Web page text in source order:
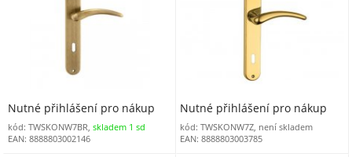
Nutné přihlášení pro nákup
kód: TWSKONW7BR, skladem 1 sd
EAN: 8888803002146
Nutné přihlášení pro nákup
kód: TWSKONW7Z, není skladem
EAN: 8888803003785